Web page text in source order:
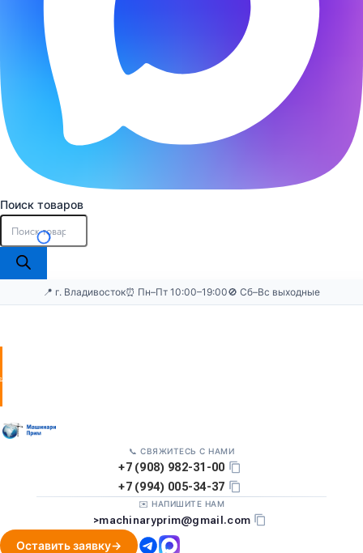
Поиск товаров
📍 г. Владивосток⏰ Пн–Пт 10:00–19:00🚫 Сб–Вс выходные
заявку
📞 СВЯЖИТЕСЬ С НАМИ
+7 (908) 982-31-00
+7 (994) 005-34-37
✉️ НАПИШИТЕ НАМ
>machinaryprim@gmail.com
Оставить заявку